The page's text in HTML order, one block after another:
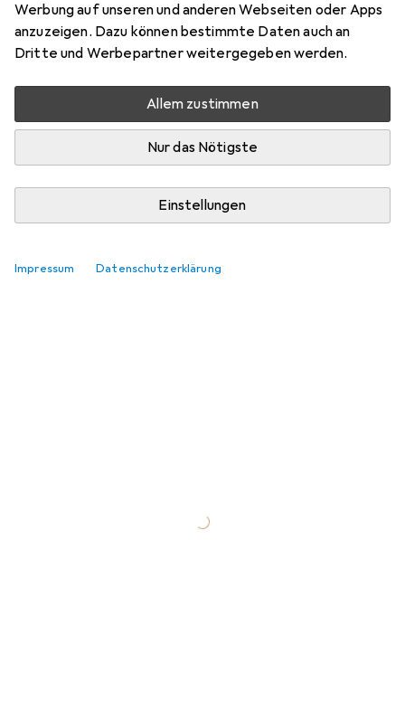
Werbung auf unseren und anderen Webseiten oder Apps
anzuzeigen. Dazu können bestimmte Daten auch an
Dritte und Werbepartner weitergegeben werden.
Allem zustimmen
Nur das Nötigste
Einstellungen
Impressum Datenschutzerklärung